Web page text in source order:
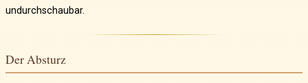
undurchschaubar.
Der Absturz